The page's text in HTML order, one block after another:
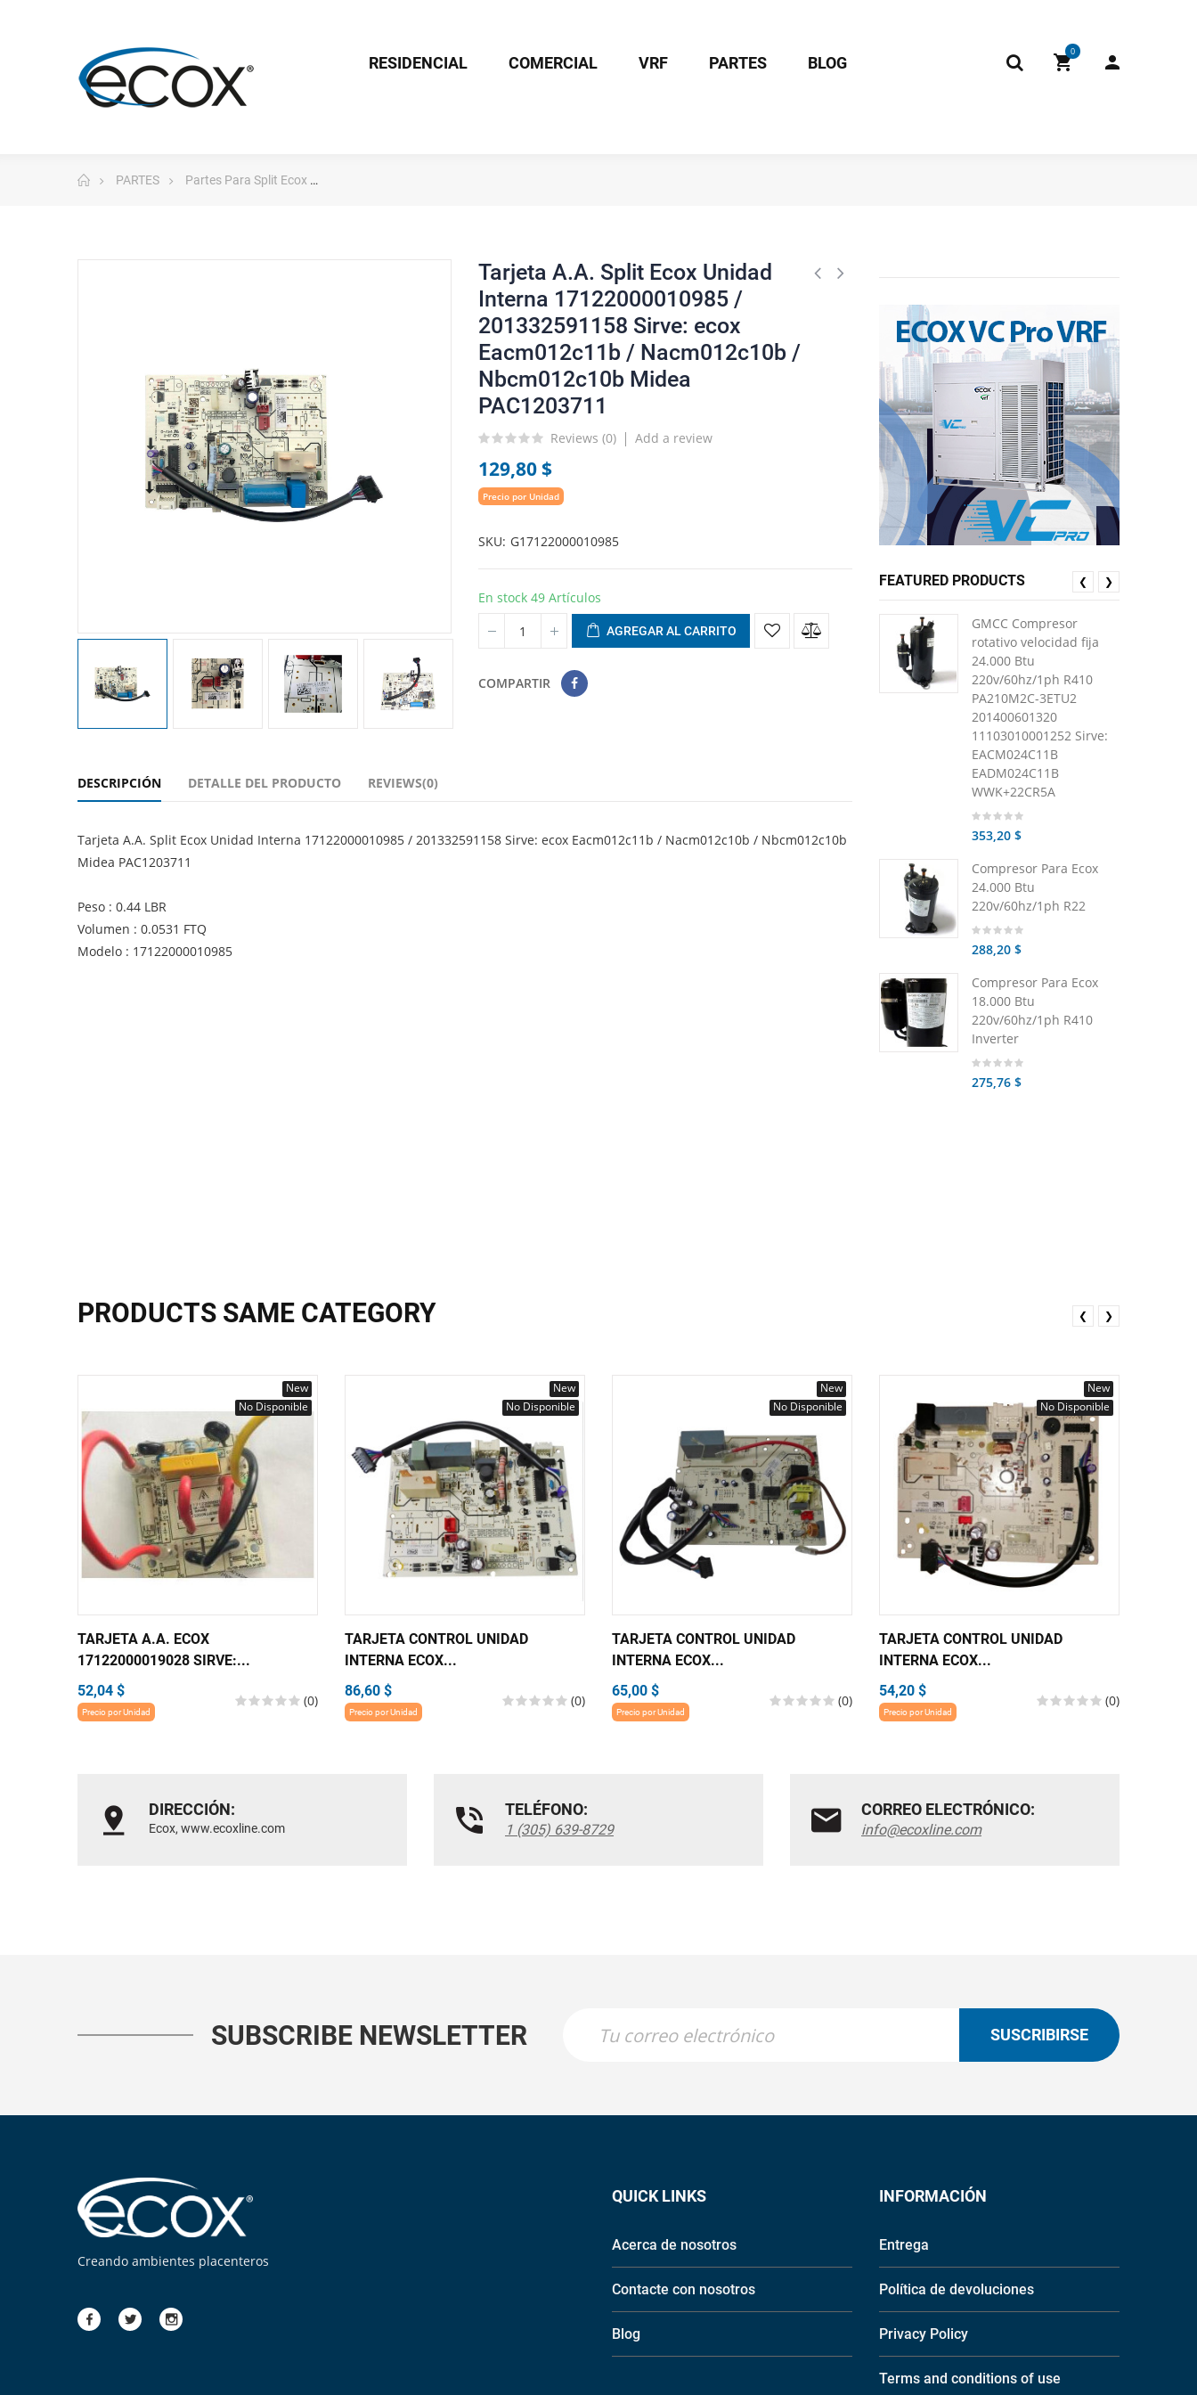
0
RESIDENCIAL COMERCIAL VRF PARTES BLOG
PARTES Partes Para Split Ecox
Tarjeta A.A. Split Ecox Unidad
Interna 17122000010985 /
201332591158 Sirve: ecox
Eacm012c11b / Nacm012c10b /
Nbcm012c10b Midea
PAC1203711
Reviews (0) Add a review
129,80 $
Precio por Unidad
SKU G17122000010985
En stock 49 Artículos
AGREGAR AL CARRITO
COMPARTIR
DESCRIPCIÓN DETALLE DEL PRODUCTO REVIEWS(0)
Tarjeta A.A. Split Ecox Unidad Interna 17122000010985 / 201332591158 Sirve: ecox Eacm012c11b / Nacm012c10b / Nbcm012c10b
Midea PAC1203711
Peso : 0.44 LBR
Volumen : 0.0531 FTQ
Modelo : 17122000010985
FEATURED PRODUCTS
GMCC Compresor
rotativo velocidad fija
24.000 Btu
220v/60hz/1ph R410
PA210M2C-3ETU2
201400601320
11103010001252 Sirve:
EACM024C11B
EADM024C11B
WWK+22CR5A
353,20 $
Compresor Para Ecox
24.000 Btu
220v/60hz/1ph R22
288,20 $
Compresor Para Ecox
18.000 Btu
220v/60hz/1ph R410
Inverter
275,76 $
❮ ❯
PRODUCTS SAME CATEGORY
New
No Disponible
TARJETA A.A. ECOX
17122000019028 SIRVE:...
52,04 $
Precio por Unidad
(0)
New
No Disponible
TARJETA CONTROL UNIDAD
INTERNA ECOX...
86,60 $
Precio por Unidad
(0)
New
No Disponible
TARJETA CONTROL UNIDAD
INTERNA ECOX...
65,00 $
Precio por Unidad
(0)
New
No Disponible
TARJETA CONTROL UNIDAD
INTERNA ECOX...
54,20 $
Precio por Unidad
(0)
❮ ❯
DIRECCIÓN:
Ecox, www.ecoxline.com
TELÉFONO:
1 (305) 639-8729
CORREO ELECTRÓNICO:
info@ecoxline.com
SUBSCRIBE NEWSLETTER SUSCRIBIRSE
Creando ambientes placenteros
QUICK LINKS
Acerca de nosotros
Contacte con nosotros
Blog
INFORMACIÓN
Entrega
Política de devoluciones
Privacy Policy
Terms and conditions of use